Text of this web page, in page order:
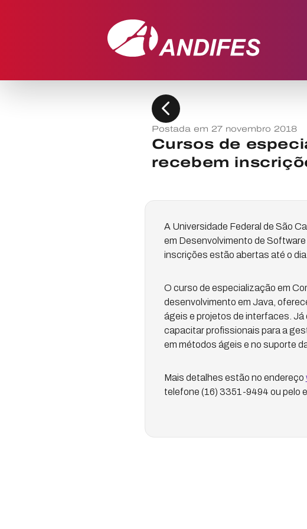
chevron_left
Postada em 27 novembro 2018
Cursos de
recebem
A Universidade Federal de São
em Desenvolvimento de
inscrições estão abertas até o
O curso de especialização em
desenvolvimento em Java,
ágeis e projetos de interfaces.
capacitar profissionais para a
em métodos ágeis e no suporte
Mais detalhes estão no endereço
telefone (16) 3351-9494 ou pelo